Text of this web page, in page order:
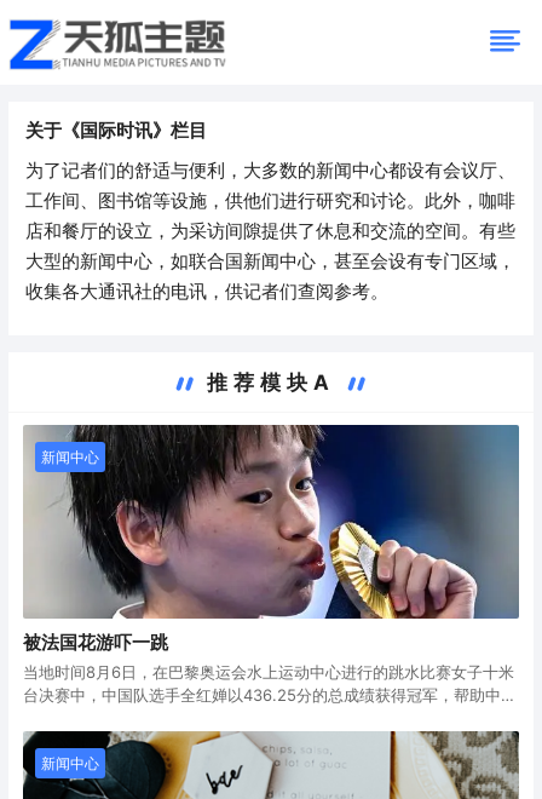
关于《国际时讯》栏目
为了记者们的舒适与便利，大多数的新闻中心都设有会议厅、
工作间、图书馆等设施，供他们进行研究和讨论。此外，咖啡
店和餐厅的设立，为采访间隙提供了休息和交流的空间。有些
大型的新闻中心，如联合国新闻中心，甚至会设有专门区域，
收集各大通讯社的电讯，供记者们查阅参考。
推荐模块A
新闻中心
被法国花游吓一跳
当地时间8月6日，在巴黎奥运会水上运动中心进行的跳水比赛女子十米
台决赛中，中国队选手全红婵以436.25分的总成绩获得冠军，帮助中国
获5枚金牌。
目女子10米跳台决赛中，中国选手全红婵获得金牌，另一名中国选手陈
芋汐获得银牌。新华社
全红婵第一轮获得满分
全红婵第一跳丝滑入水，解说直接惊呼，“太漂亮了，一点水花都没
新闻中心